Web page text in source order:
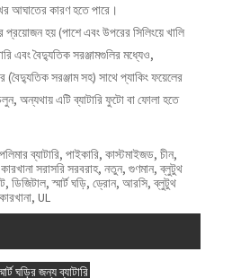
আঘাতের কারণ হতে পারে।
প্রয়োজন হয় (পাশে এবং উপরের সিলিংয়ে খালি
এবং বৈদ্যুতিক সরঞ্জামগুলির মধ্যেও,
সরঞ্জাম সহ) সাথে প্যাকিং ফয়েলের
অন্যথায় এটি ব্যাটারি ফুটো বা ফোলা হতে
ব্যাটারি, পাইকারি, কাস্টমাইজড, চীন,
সরাসরি সরবরাহ, নতুন, গুণমান, ব্লুটুথ
ডিজিটাল, স্মার্ট ঘড়ি, ড্রোন, আরসি, ব্লুটুথ
UL
ঘড়ির জন্য ব্যাটারি